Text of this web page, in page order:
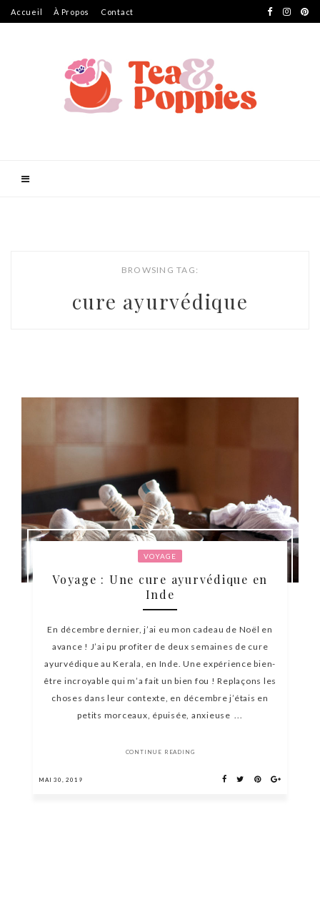
Accueil À Propos Contact
BROWSING TAG:
cure ayurvédique
VOYAGE
Voyage : Une cure ayurvédique en
Inde
En décembre dernier, j’ai eu mon cadeau de Noël en
avance ! J’ai pu profiter de deux semaines de cure
ayurvédique au Kerala, en Inde. Une expérience bien-
être incroyable qui m’a fait un bien fou ! Replaçons les
choses dans leur contexte, en décembre j’étais en
petits morceaux, épuisée, anxieuse ...
CONTINUE READING
MAI 30, 2019